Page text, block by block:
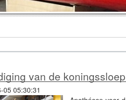
van de
05 05:30:31